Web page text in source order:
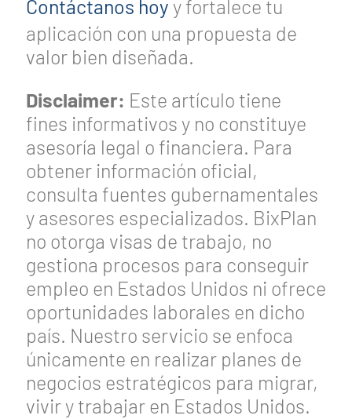
Contáctanos hoy y fortalece tu
aplicación con una propuesta de
valor bien diseñada.
Disclaimer: Este artículo tiene
fines informativos y no constituye
asesoría legal o financiera. Para
obtener información oficial,
consulta fuentes gubernamentales
y asesores especializados. BixPlan
no otorga visas de trabajo, no
gestiona procesos para conseguir
empleo en Estados Unidos ni ofrece
oportunidades laborales en dicho
país. Nuestro servicio se enfoca
únicamente en realizar planes de
negocios estratégicos para migrar,
vivir y trabajar en Estados Unidos.